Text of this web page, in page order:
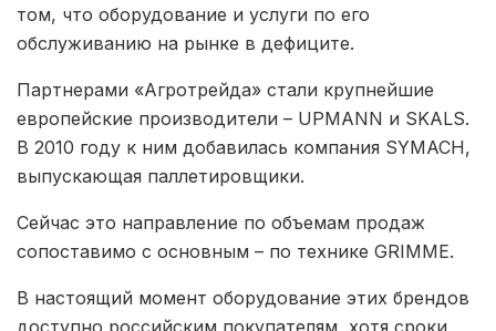
том, что оборудование и услуги по его
обслуживанию на рынке в дефиците.
Партнерами «Агротрейда» стали крупнейшие
европейские производители – UPMANN и SKALS.
В 2010 году к ним добавилась компания SYMACH,
выпускающая паллетировщики.
Сейчас это направление по объемам продаж
сопоставимо с основным – по технике GRIMME.
В настоящий момент оборудование этих брендов